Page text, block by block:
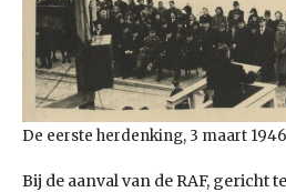
De eerste herdenking, 3 maart
Bij de aanval van de RAF, gericht